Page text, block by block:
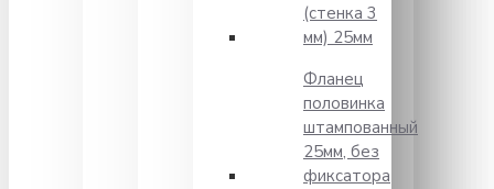
(стенка 3
мм) 25мм
Фланец
половинка
штампованный
25мм, без
фиксатора